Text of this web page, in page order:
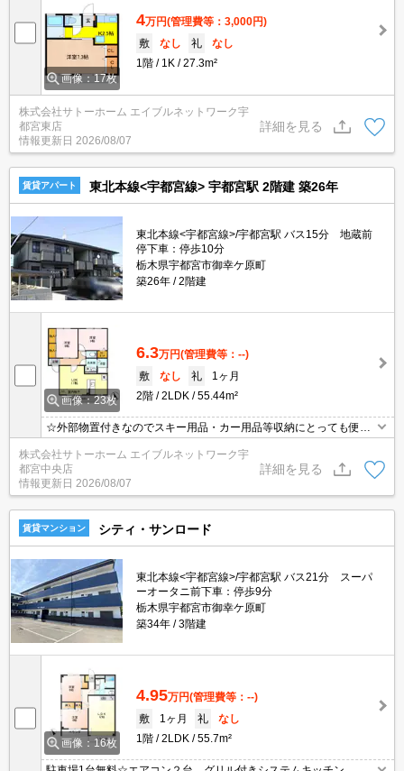
画像：17枚
4万円(管理費等：3,000円)
敷
なし 礼
なし
1階
1K 27.3m²
株式会社サトーホーム エイブルネットワーク宇
都宮東店
情報更新日 2026/08/07
詳細を見る
賃貸アパート 東北本線<宇都宮線> 宇都宮駅 2階建 築26年
東北本線<宇都宮線>/宇都宮駅 バス15分 地蔵前
停下車：停歩10分
栃木県宇都宮市御幸ケ原町
築26年
2階建
画像：23枚
6.3万円(管理費等：--)
敷
なし 礼
1ヶ月
2階
2LDK 55.44m²
☆外部物置付きなのでスキー用品・カー用品等収納にとっても便利
☆
株式会社サトーホーム エイブルネットワーク宇
都宮中央店
情報更新日 2026/08/07
詳細を見る
賃貸マンション シティ・サンロード
東北本線<宇都宮線>/宇都宮駅 バス21分 スーパ
ーオータニ前下車：停歩9分
栃木県宇都宮市御幸ケ原町
築34年
3階建
画像：16枚
4.95万円(管理費等：--)
敷
1ヶ月 礼
なし
1階
2LDK 55.7m²